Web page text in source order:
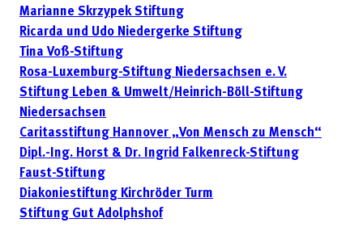
Marianne Skrzypek Stiftung
Ricarda und Udo Niedergerke Stiftung
Tina Voß-Stiftung
Rosa-Luxemburg-Stiftung Niedersachsen e. V.
Stiftung Leben & Umwelt/Heinrich-Böll-Stiftung
Niedersachsen
Caritasstiftung Hannover „Von Mensch zu Mensch“
Dipl.-Ing. Horst & Dr. Ingrid Falkenreck-Stiftung
Faust-Stiftung
Diakoniestiftung Kirchröder Turm
Stiftung Gut Adolphshof